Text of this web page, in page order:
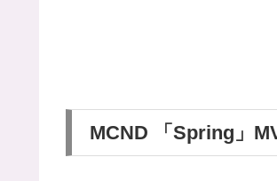
MCND 「Spring」